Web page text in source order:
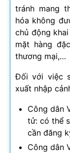
tránh mang
hóa không
chủ động
mặt hàng
thương mại,…
Đối với việc
xuất nhập
Công dân
tử: có thể
cần đăng
Công dân